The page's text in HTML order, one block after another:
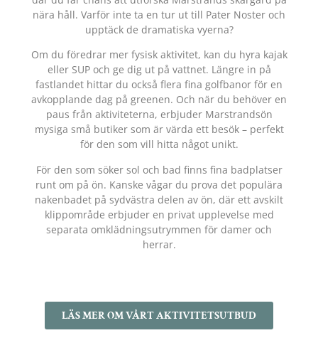
nära håll. Varför inte ta en tur ut till Pater Noster och
upptäck de dramatiska vyerna?
Om du föredrar mer fysisk aktivitet, kan du hyra kajak
eller SUP och ge dig ut på vattnet. Längre in på
fastlandet hittar du också flera fina golfbanor för en
avkopplande dag på greenen. Och när du behöver en
paus från aktiviteterna, erbjuder Marstrandsön
mysiga små butiker som är värda ett besök – perfekt
för den som vill hitta något unikt.
För den som söker sol och bad finns fina badplatser
runt om på ön. Kanske vågar du prova det populära
nakenbadet på sydvästra delen av ön, där ett avskilt
klippområde erbjuder en privat upplevelse med
separata omklädningsutrymmen för damer och
herrar.
LÄS MER OM VÅRT AKTIVITETSUTBUD